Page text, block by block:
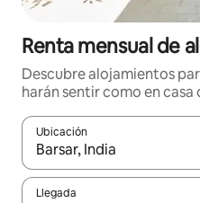
Renta mensual de
Descubre alojamientos
harán sentir como en casa
Ubicación
Cuando los resultados
Llegada